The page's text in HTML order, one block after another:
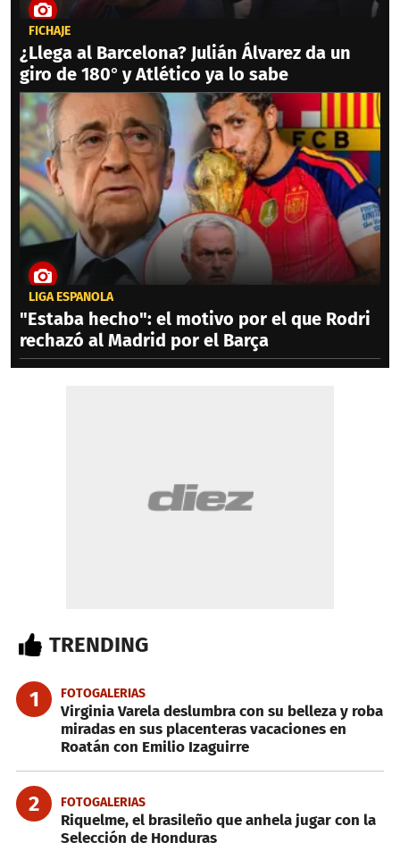
FICHAJE
¿Llega al Barcelona? Julián Álvarez da un
giro de 180° y Atlético ya lo sabe
LIGA ESPAÑOLA
"Estaba hecho": el motivo por el que Rodri
rechazó al Madrid por el Barça
TRENDING
1 FOTOGALERIAS
Virginia Varela deslumbra con su belleza y roba
miradas en sus placenteras vacaciones en
Roatán con Emilio Izaguirre
2 FOTOGALERIAS
Riquelme, el brasileño que anhela jugar con la
Selección de Honduras